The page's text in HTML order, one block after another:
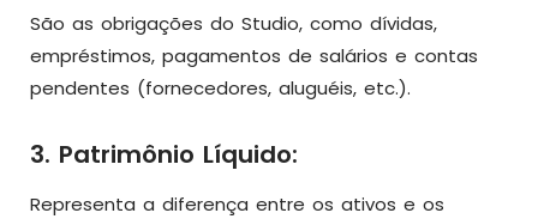
São as obrigações do Studio, como dívidas,
empréstimos, pagamentos de salários e contas
pendentes (fornecedores, aluguéis, etc.).
3. Patrimônio Líquido:
Representa a diferença entre os ativos e os